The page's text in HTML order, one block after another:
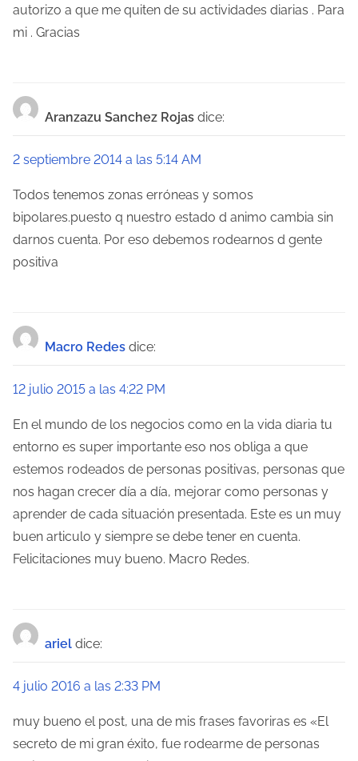
autorizo a que me quiten de su actividades diarias . Para
mi . Gracias
Aranzazu Sanchez Rojas dice:
2 septiembre 2014 a las 5:14 AM
Todos tenemos zonas erróneas y somos
bipolares.puesto q nuestro estado d animo cambia sin
darnos cuenta. Por eso debemos rodearnos d gente
positiva
Macro Redes dice:
12 julio 2015 a las 4:22 PM
En el mundo de los negocios como en la vida diaria tu
entorno es super importante eso nos obliga a que
estemos rodeados de personas positivas, personas que
nos hagan crecer día a día, mejorar como personas y
aprender de cada situación presentada. Este es un muy
buen articulo y siempre se debe tener en cuenta.
Felicitaciones muy bueno. Macro Redes.
ariel dice:
4 julio 2016 a las 2:33 PM
muy bueno el post, una de mis frases favoriras es «El
secreto de mi gran éxito, fue rodearme de personas